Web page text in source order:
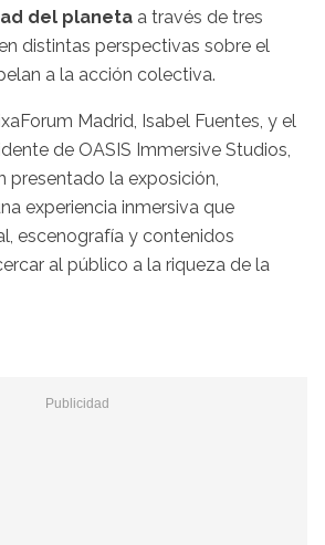
del planeta a través de tres
distintas perspectivas sobre el
a la acción colectiva.
Madrid, Isabel Fuentes, y el
de OASIS Immersive Studios,
presentado la exposición,
experiencia inmersiva que
escenografía y contenidos
al público a la riqueza de la